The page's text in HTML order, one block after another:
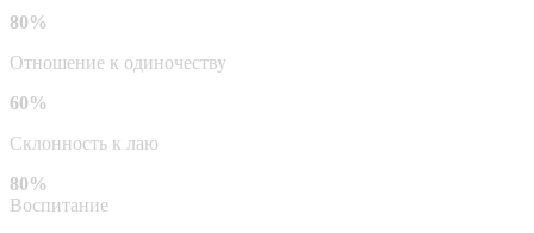
80%
Отношение к одиночеству
60%
Склонность к лаю
80%
Воспитание